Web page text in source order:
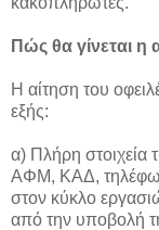
Πώς θα γίνεται η
Η αίτηση του
εξής:
α) Πλήρη στοιχεία
ΑΦΜ, ΚΑΔ,
στον κύκλο
από την υποβολή